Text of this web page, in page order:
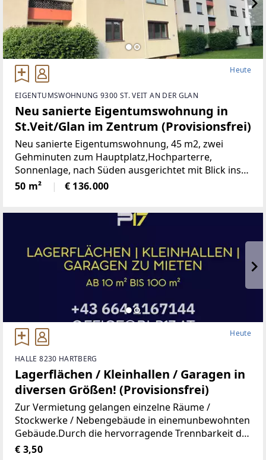
Heute
EIGENTUMSWOHNUNG 9300 ST. VEIT AN DER GLAN
Neu sanierte Eigentumswohnung in
St.Veit/Glan im Zentrum (Provisionsfrei)
Neu sanierte Eigentumswohnung, 45 m2, zwei
Gehminuten zum Hauptplatz,Hochparterre,
Sonnenlage, nach Süden ausgerichtet mit Blick ins
Grüne, mangelangt über nur 4 Stufen in die
Wohnung, Kindergarten, Volksschule,Mittelschule,
50 m² € 136.000
Heute
HALLE 8230 HARTBERG
Lagerflächen / Kleinhallen / Garagen in
diversen Größen! (Provisionsfrei)
Zur Vermietung gelangen einzelne Räume /
Stockwerke / Nebengebäude in einemunbewohnten
Gebäude.Durch die hervorragende Trennbarkeit der
Räumlichkeiten, stehen Ihnen Größen vonca. 10 m²
€ 3,50